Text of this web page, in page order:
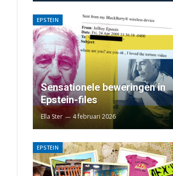
EPSTEIN
Sensationele beweringen in
Epstein-files
Ella Ster 4 februari 2026
EPSTEIN